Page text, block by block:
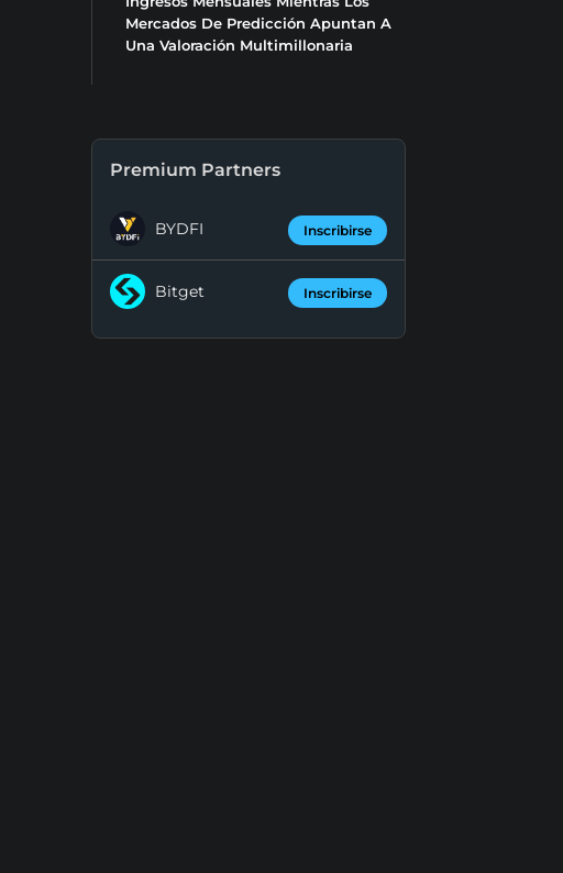
Mercados De Predicción Apuntan A
Una Valoración Multimillonaria
Premium Partners
BYDFI Inscribirse
Bitget Inscribirse